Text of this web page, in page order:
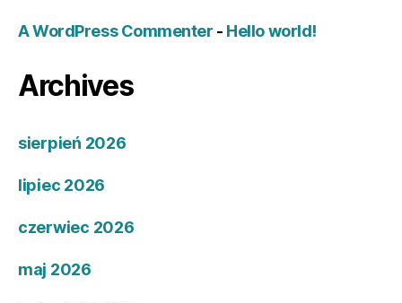
A WordPress Commenter - Hello world!
Archives
sierpień 2026
lipiec 2026
czerwiec 2026
maj 2026